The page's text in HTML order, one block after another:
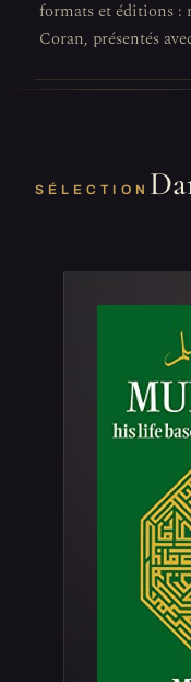
formats et éditions :
Coran, présentés
SÉLECTION